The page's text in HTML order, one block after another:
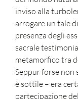
inviso alla
arrogare un tale
presenza degli
sacrale
metamorfico tra
Seppur forse non
è sottile – era
partecipazione